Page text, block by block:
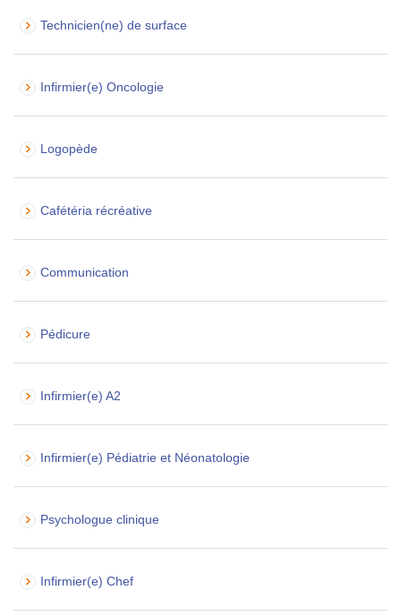
Technicien(ne) de surface
Infirmier(e) Oncologie
Logopède
Cafétéria récréative
Communication
Pédicure
Infirmier(e) A2
Infirmier(e) Pédiatrie et Néonatologie
Psychologue clinique
Infirmier(e) Chef